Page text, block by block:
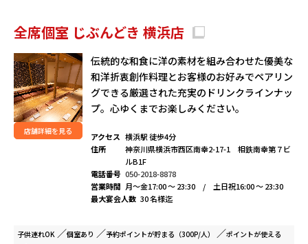
全席個室 じぶんどき 横浜店
店舗詳細を見る
伝統的な和食に洋の素材を組み合わせた優美な
和洋折衷創作料理とお客様のお好みでペアリン
グできる厳選された充実のドリンクラインナッ
プ。心ゆくまでお楽しみください。
アクセス 横浜駅 徒歩4分
住所
神奈川県横浜市西区南幸2-17-1 相鉄南幸第７ビ
ルB1F
電話番号 050-2018-8878
営業時間 月～金17:00 ～ 23:30 / 土日祝16:00 ～ 23:30
最大宴会人数 30 名様迄
子供連れOK 個室あり 予約ポイントが貯まる（300P/人） ポイントが使える